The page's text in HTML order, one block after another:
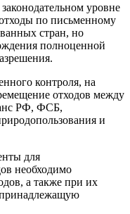
уровне
по письменному
стран, но
полноценной
контроля, на
отходов между
РФ, ФСБ,
и
для
необходимо
а также при их
принадлежащую